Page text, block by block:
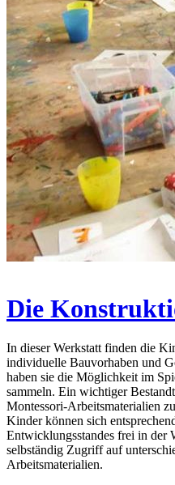
Die
In dieser Werkstatt finden die
individuelle Bauvorhaben und
haben sie die Möglichkeit im
sammeln. Ein wichtiger
Montessori-Arbeitsmaterialien
Kinder können sich
Entwicklungsstandes frei in der
selbständig Zugriff auf
Arbeitsmaterialien.